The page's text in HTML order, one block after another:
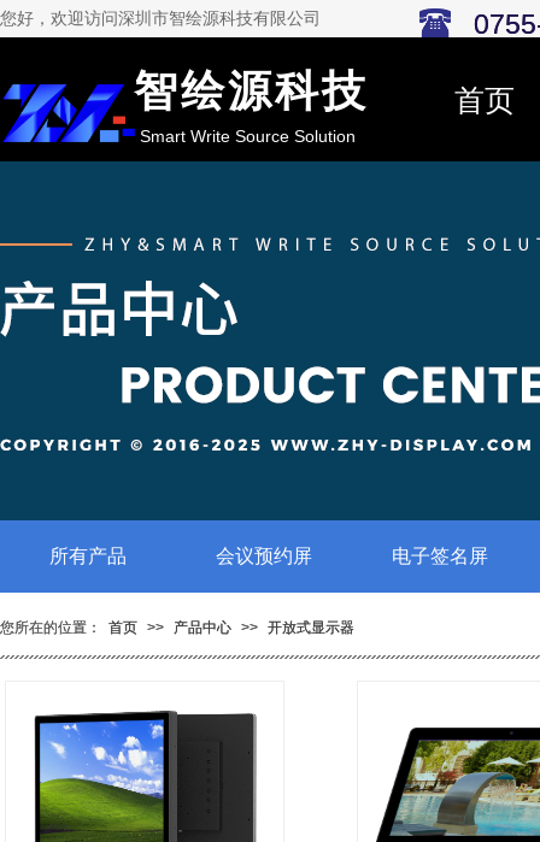
您好，欢迎访问深圳市智绘源科技有限公司
Smart Write Source Solution
首页
智绘源科技
电子签名屏
会议预约屏
所有产品 电子签名屏
所有产品 会议预约屏
您所在的位置： 首页 >> 产品中心 >> 开放式显示器
首页 >> 产品中心 >> 开放式显示器
您所在的位置：